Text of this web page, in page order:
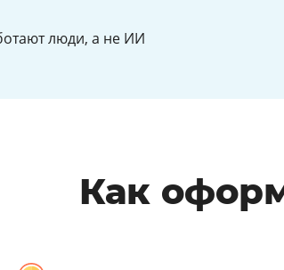
люди, а не ИИ
Как